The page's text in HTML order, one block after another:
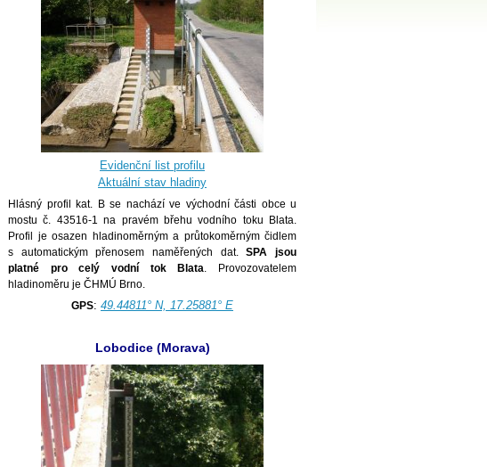
Evidenční list profilu
Aktuální stav hladiny
Hlásný profil kat. B se nachází ve východní části obce u
mostu č. 43516-1 na pravém břehu vodního toku Blata.
Profil je osazen hladinoměrným a průtokoměrným čidlem
s automatickým přenosem naměřených dat.SPA jsou
platné pro celý vodní tok Blata . Provozovatelem
hladinoměru je ČHMÚ Brno.
GPS: 49.44811° N, 17.25881° E
Lobodice (Morava)